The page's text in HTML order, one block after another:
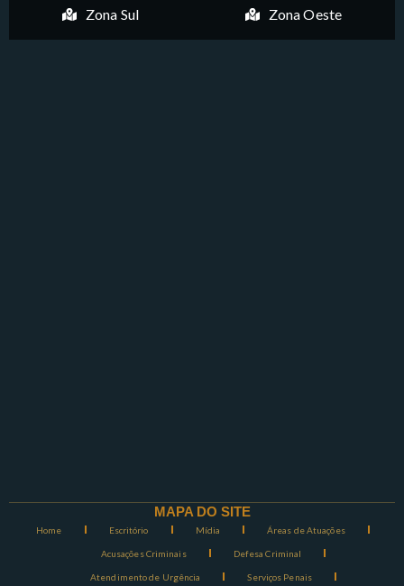
Zona Sul Zona Oeste
MAPA DO SITE
Home Escritório Mídia Áreas de Atuações
Acusações Criminais Defesa Criminal
Atendimento de Urgência Serviços Penais